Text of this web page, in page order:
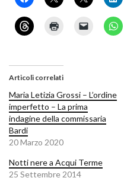
Articoli correlati
Maria Letizia Grossi – L’ordine
imperfetto – La prima
indagine della commissaria
Bardi
20 Marzo 2020
Notti nere a Acqui Terme
25 Settembre 2014